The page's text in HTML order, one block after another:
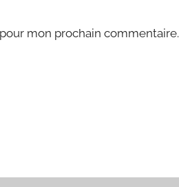
mon prochain commentaire.